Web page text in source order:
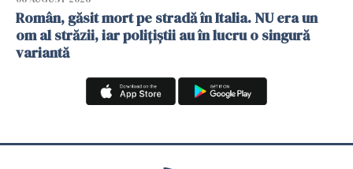
Român, găsit mort pe stradă în Italia. NU era un
om al străzii, iar polițiștii au în lucru o singură
variantă